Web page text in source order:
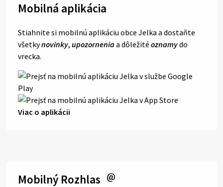
Mobilná aplikácia
Stiahnite si mobilnú aplikáciu obce Jelka a dostaňte
všetkynovinky, upozorneniaa dôležité oznamydo
vrecka.
Viac o aplikácii
Mobilný Rozhlas